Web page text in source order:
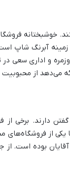
خوشبختانه
زمینه آبرنگ
و اداری سعی
می‌دهد از محبوبیت
دارند. برخی از
یکی از
بوده است.